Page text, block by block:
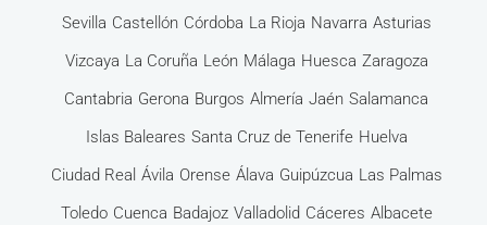
Sevilla Castellón Córdoba La Rioja Navarra Asturias
Vizcaya La Coruña León Málaga Huesca Zaragoza
Cantabria Gerona Burgos Almería Jaén Salamanca
Islas Baleares Santa Cruz de Tenerife Huelva
Ciudad Real Ávila Orense Álava Guipúzcua Las Palmas
Toledo Cuenca Badajoz Valladolid Cáceres Albacete